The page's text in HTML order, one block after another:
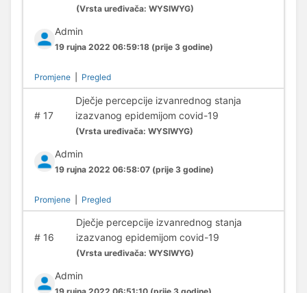
(Vrsta uređivača: WYSIWYG)
Admin
19 rujna 2022 06:59:18 (prije 3 godine)
Promjene Pregled
#17
Dječje percepcije izvanrednog stanja
izazvanog epidemijom covid-19
(Vrsta uređivača: WYSIWYG)
Admin
19 rujna 2022 06:58:07 (prije 3 godine)
Promjene Pregled
#16
Dječje percepcije izvanrednog stanja
izazvanog epidemijom covid-19
(Vrsta uređivača: WYSIWYG)
Admin